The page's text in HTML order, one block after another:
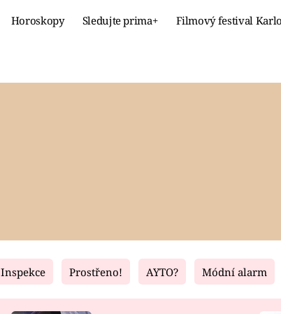
Horoskopy Sledujte prima+ Filmový festival
Fresh Living
Inspekce Prostřeno! AYTO? Módní alarm